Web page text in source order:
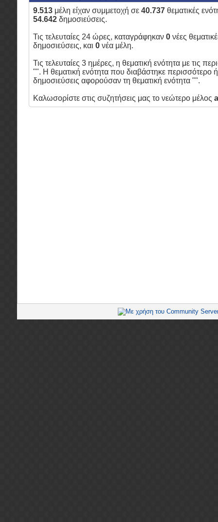
9.513 μέλη είχαν συμμετοχή σε 40.737 θεματικές
54.642 δημοσιεύσεις.
Τις τελευταίες 24 ώρες, καταγράφηκαν 0 νέες
δημοσιεύσεις, και 0 νέα μέλη.
Τις τελευταίες 3 ημέρες, η θεματική ενότητα με τις
"". Η θεματική ενότητα που διαβάστηκε περισσότερο
δημοσιεύσεις αφορούσαν τη θεματική ενότητα "".
Καλωσορίστε στις συζητήσεις μας το νεώτερο μέλος